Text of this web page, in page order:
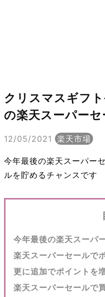
クリスマスギフ
の楽天スーパーセ
12/05/2021 楽天市場
今年最後の楽天スーパー
ルを貯めるチャンスです
今年最後の楽天スーパ
楽天スーパーセールで
更に追加でポイントを
楽天スーパーセールで